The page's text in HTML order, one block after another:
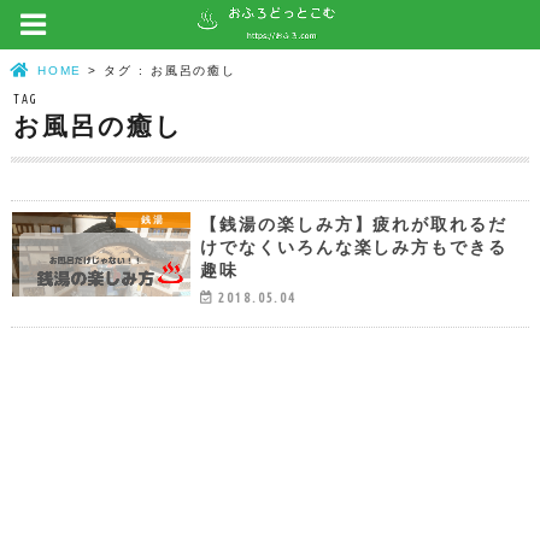
HOME タグ : お風呂の癒し
TAG
お風呂の癒し
銭湯
【銭湯の楽しみ方】疲れが取れるだ
けでなくいろんな楽しみ方もできる
趣味
2018.05.04